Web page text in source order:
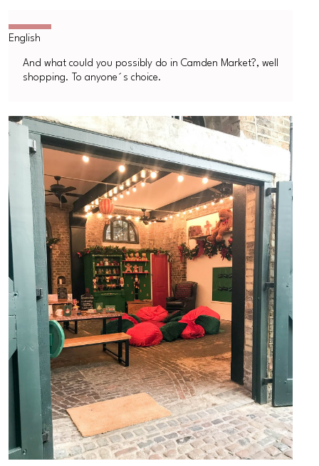
And what could you possibly do in Camden Market?, well
shopping. To anyone´s choice.